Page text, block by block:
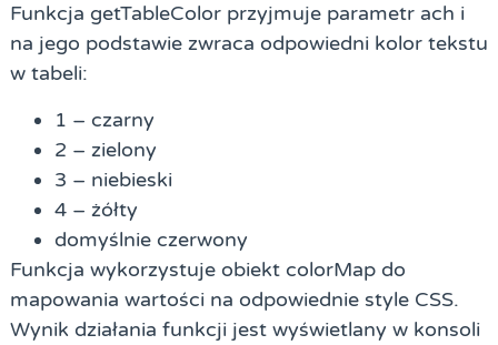
Funkcja getTableColor przyjmuje parametr ach i
na jego podstawie zwraca odpowiedni kolor tekstu
w tabeli:
1 – czarny
2 – zielony
3 – niebieski
4 – żółty
domyślnie czerwony
Funkcja wykorzystuje obiekt colorMap do
mapowania wartości na odpowiednie style CSS.
Wynik działania funkcji jest wyświetlany w konsoli